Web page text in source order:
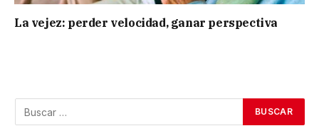
La vejez: perder velocidad, ganar perspectiva